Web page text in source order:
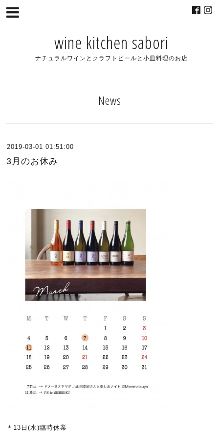
wine kitchen sabori
ナチュラルワインとクラフトビールと小皿料理のお店
News
2019-03-01 01:51:00
3月のお休み
＊13日(水)臨時休業